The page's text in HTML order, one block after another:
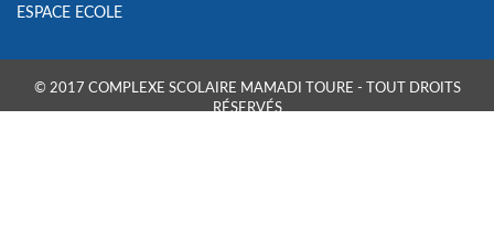
ESPACE ECOLE
© 2017 COMPLEXE SCOLAIRE MAMADI TOURE - TOUT DROITS
RÉSERVÉS